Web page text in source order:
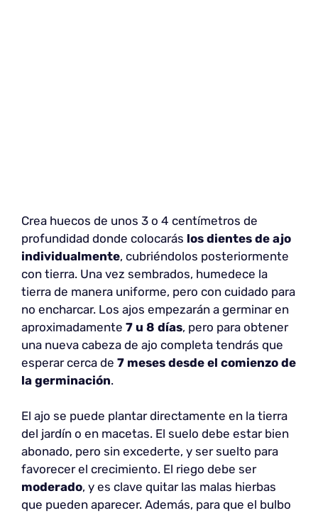
Crea huecos de unos 3 o 4 centímetros de
profundidad donde colocarás los dientes de ajo
individualmente, cubriéndolos posteriormente
con tierra. Una vez sembrados, humedece la
tierra de manera uniforme, pero con cuidado para
no encharcar. Los ajos empezarán a germinar en
aproximadamente 7 u 8 días, pero para obtener
una nueva cabeza de ajo completa tendrás que
esperar cerca de 7 meses desde el comienzo de
la germinación.
El ajo se puede plantar directamente en la tierra
del jardín o en macetas. El suelo debe estar bien
abonado, pero sin excederte, y ser suelto para
favorecer el crecimiento. El riego debe ser
moderado, y es clave quitar las malas hierbas
que pueden aparecer. Además, para que el bulbo